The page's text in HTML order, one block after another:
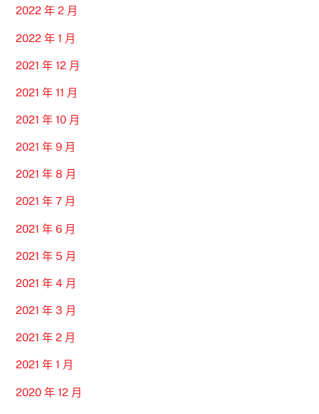
2022 年 2 月
2022 年 1 月
2021 年 12 月
2021 年 11 月
2021 年 10 月
2021 年 9 月
2021 年 8 月
2021 年 7 月
2021 年 6 月
2021 年 5 月
2021 年 4 月
2021 年 3 月
2021 年 2 月
2021 年 1 月
2020 年 12 月